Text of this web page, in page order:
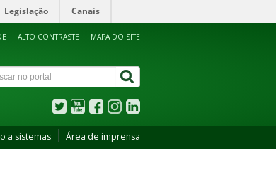
Legislação Canais
ALTO CONTRASTE MAPA DO SITE
a sistemas Área de imprensa